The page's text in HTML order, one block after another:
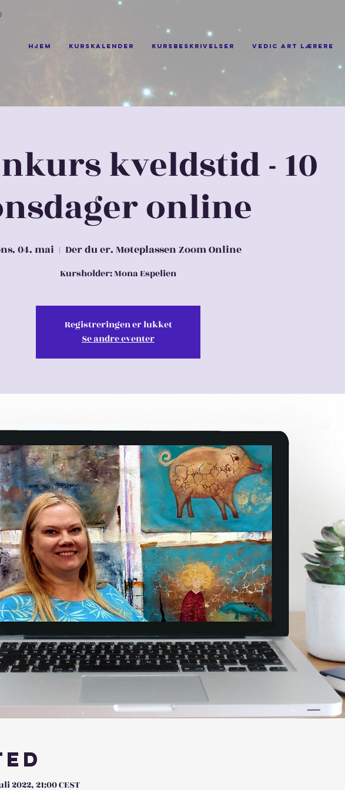
Hjem Kurskalender Kursbeskrivelser Vedic Art lærere
kveldstid - 10
online
04. mai
  |
Der du er. Møteplassen Zoom Online
Kursholder: Mona Espelien
Registreringen er lukket
Se andre eventer
2022, 21:00 CEST